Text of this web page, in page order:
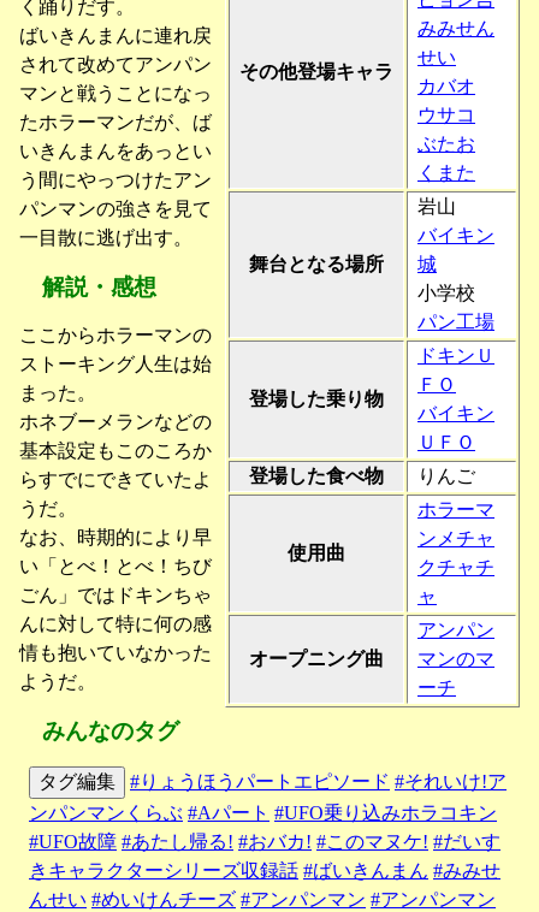
その他登場キャラ
みみせん
せい
カバオ
ウサコ
ぶたお
くまた
舞台となる場所
岩山
バイキン
城
小学校
パン工場
登場した乗り物
ドキンＵ
ＦＯ
バイキン
ＵＦＯ
登場した食べ物
りんご
使用曲
ホラーマ
ンメチャ
クチャチ
ャ
オープニング曲
アンパン
マンのマ
ーチ
く踊りだす。
ばいきんまんに連れ戻
されて改めてアンパン
マンと戦うことになっ
たホラーマンだが、ば
いきんまんをあっとい
う間にやっつけたアン
パンマンの強さを見て
一目散に逃げ出す。
解説・感想
ここからホラーマンの
ストーキング人生は始
まった。
ホネブーメランなどの
基本設定もこのころか
らすでにできていたよ
うだ。
なお、時期的により早
い「とべ！とべ！ちび
ごん」ではドキンちゃ
んに対して特に何の感
情も抱いていなかった
ようだ。
みんなのタグ
タグ編集 #りょうほうパートエピソード #それいけ!ア
ンパンマンくらぶ #Aパート #UFO乗り込みホラコキン
#UFO故障 #あたし帰る! #おバカ! #このマヌケ! #だいす
きキャラクターシリーズ収録話 #ばいきんまん #みみせ
んせい #めいけんチーズ #アンパンマン #アンパンマン